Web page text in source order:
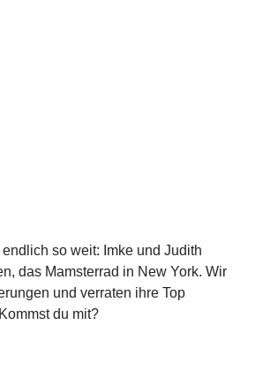
endlich so weit: Imke und Judith
das Mamsterrad in New York. Wir
und verraten ihre Top
du mit?